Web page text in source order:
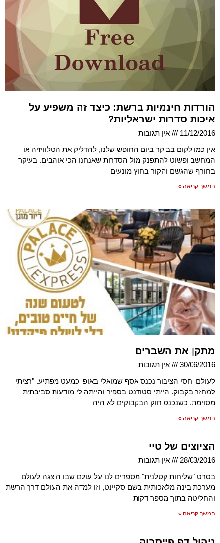
הורדות חינמיות ברשת: כיצד זה משפיע על
איכות סדרות ישראליות?
11/12/2016
אין תגובות
אין כמו לקום בבוקר ביום החופש שלנו, להדליק את הטלוויזיה או
המחשב ופשוט להתפנק מול הסדרות שאנחנו הכי אוהבים. בעיקר
בחורף שהגשם והקור בחוץ מונעים
המשך קריאה »
מתקן את השברים
30/06/2016
אין תגובות
לעולם יחסי הציבור נכנס אסף שמואלי באופן כמעט מפתיע. "רציתי
למחזר בקבוק. הייתי סטודנט בספיר והייתה לי מודעות סביבתית
מסוימת. כשנכנס חוק הבקבוקים לא היה
המשך קריאה »
הציוצים של טיי
28/03/2016
אין תגובות
בסרט "שליחות קטלנית" מספרים לנו על עולם שבו הוצגה לעולם
מערכת בינה מלאכותית בשם סקיינט, וזו למדה את העולם דרך הרשת
והחליטה בתוך מספר דקות
המשך קריאה »